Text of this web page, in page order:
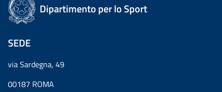
Dipartimento per lo Sport
SEDE
via Sardegna, 49
00187 ROMA